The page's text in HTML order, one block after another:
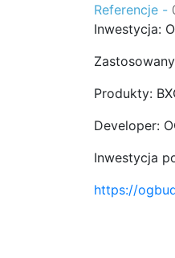
Referencje -
Inwestycja:
Produkty:
Developer:
Inwestycja
https://